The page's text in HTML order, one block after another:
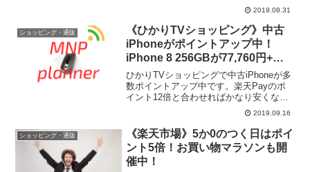
2019.08.31
ショッピング・通販
《ひかりTVショッピング》中古
iPhoneがポイントアップ中！
iPhone 8 256GBが77,760円+最
大33,756円分還元、iPhone 7
128GBが44,280円+最大19,363円
分還元
ひかりTVショッピングで中古iPhoneが多
数ポイントアップ中です。楽天Payのポ
イント12倍と合わせればかなり安くなり
ますね。ひかりTVショッピングでiPhone
を探す iPhone 8 256GBなら77,760円で、
購入ポイント：19...
2019.09.16
ショッピング・通販
《楽天市場》5か0のつく日はポイ
ント5倍！お買い物マラソンも開
催中！